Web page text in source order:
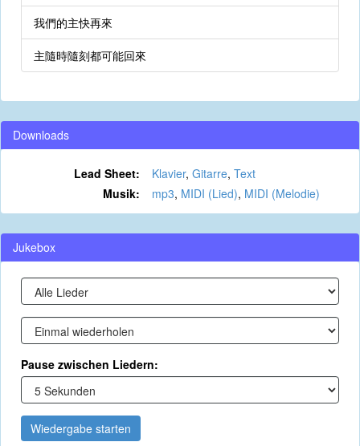
我們的主快再來
主隨時隨刻都可能回來
Downloads
Lead Sheet: Klavier, Gitarre, Text
Musik:
mp3, MIDI (Lied), MIDI (Melodie)
Jukebox
Pause zwischen Liedern:
Wiedergabe starten